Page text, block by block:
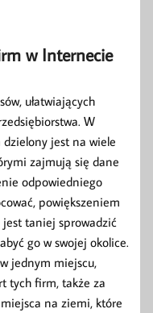
w Internecie
ułatwiających
W
jest na wiele
zajmują się dane
odpowiedniego
powiększeniem
taniej sprowadzić
go w swojej okolice.
jednym miejscu,
tych firm, także za
na ziemi, które